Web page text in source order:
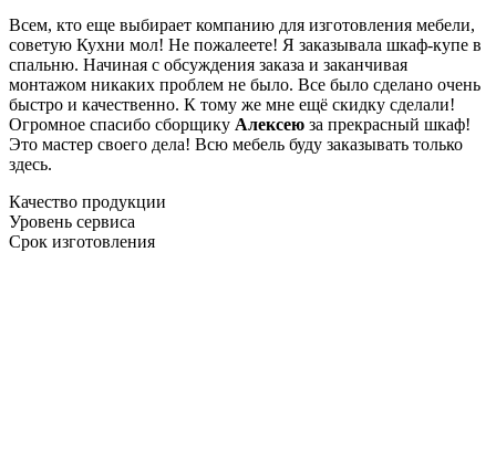
Всем, кто еще выбирает компанию для изготовления мебели,
советую Кухни мол! Не пожалеете! Я заказывала шкаф-купе в
спальню. Начиная с обсуждения заказа и заканчивая
монтажом никаких проблем не было. Все было сделано очень
быстро и качественно. К тому же мне ещё скидку сделали!
Огромное спасибо сборщику Алексею за прекрасный шкаф!
Это мастер своего дела! Всю мебель буду заказывать только
здесь.
Качество продукции
Уровень сервиса
Срок изготовления